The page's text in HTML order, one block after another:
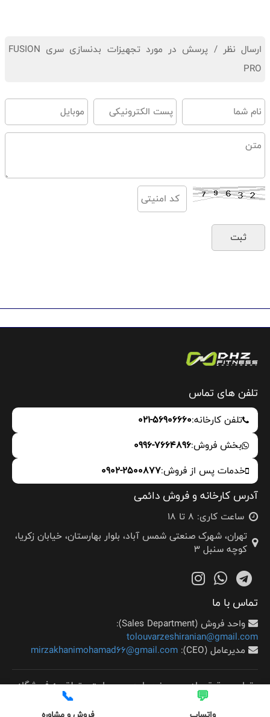
💬
📞
ارسال نظر / پرسش در مورد تجهیزات بدنسازی سری FUSION
PRO
تلفن های تماس
تلفن کارخانه:021-56906660
بخش فروش:0996-7664896
خدمات پس از فروش:0902-2500877
آدرس کارخانه و فروش دائمی
ساعت کاری: 8 تا 18
تهران، شهرک صنعتی شمس آباد، بلوار بهارستان، خیابان زکریا،
کوچه سنبل 3
تماس با ما
واحد فروش (Sales Department):
tolouvarzeshiranian@gmail.com
مدیرعامل (CEO):
mirzakhanimohamad66@gmail.com
تمامی حقوق مادی و معنوی این وب سایت متعلق به فروشگاه
DHZ ، طلوع ورزش ایرانیان می باشد .